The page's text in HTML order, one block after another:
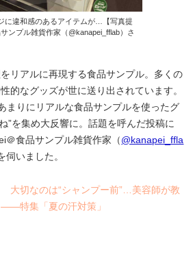
に違和感のあるアイテムが…【写真提
ンプル雑貨作家（@kanapei_fflab）さ
リアルに再現する食品サンプル。多くの
的なグッズが世に送り出されています。
まりにリアルな食品サンプルを使ったグ
”を集め大反響に。話題を呼んだ投稿に
＠食品サンプル雑貨作家（@kanapei_ffla
伺いました。
大切なのは“シャンプー前”…美容師が教
特集「夏の汗対策」